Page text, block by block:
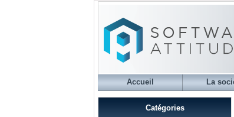
Accueil La
Catégories